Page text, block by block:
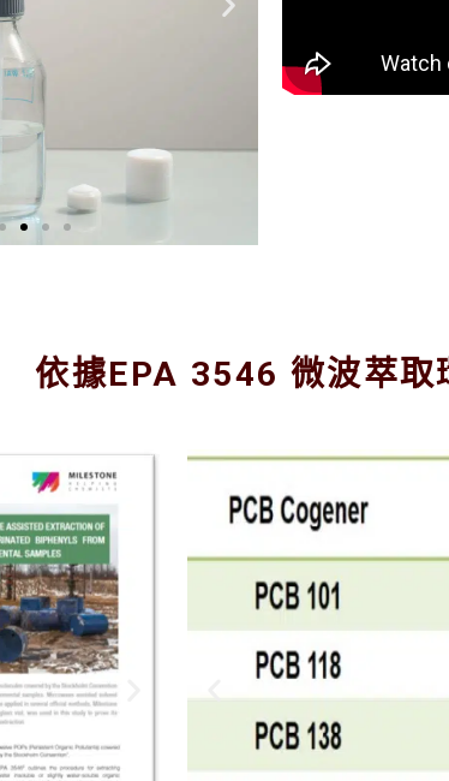
入
依據EPA 3546 微波萃取